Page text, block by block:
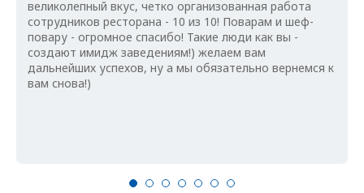
великолепный вкус, четко организованная работа
сотрудников ресторана - 10 из 10! Поварам и шеф-
повару - огромное спасибо! Такие люди как вы -
создают имидж заведениям!) желаем вам
дальнейших успехов, ну а мы обязательно вернемся к
вам снова!)